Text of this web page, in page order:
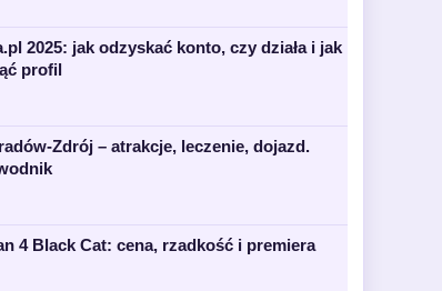
2025: jak odzyskać konto, czy działa i jak
profil
Zdrój – atrakcje, leczenie, dojazd.
4 Black Cat: cena, rzadkość i premiera